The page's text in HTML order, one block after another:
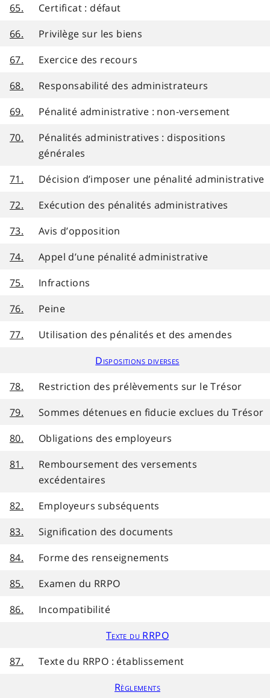
65.
Certificat : défaut
66.
Privilège sur les biens
67.
Exercice des recours
68.
Responsabilité des administrateurs
69.
Pénalité administrative : non-versement
70.
Pénalités administratives : dispositions
générales
71.
Décision d’imposer une pénalité administrative
72.
Exécution des pénalités administratives
73.
Avis d’opposition
74.
Appel d’une pénalité administrative
75.
Infractions
76.
Peine
77.
Utilisation des pénalités et des amendes
Dispositions diverses
78.
Restriction des prélèvements sur le Trésor
79.
Sommes détenues en fiducie exclues du Trésor
80.
Obligations des employeurs
81.
Remboursement des versements
excédentaires
82.
Employeurs subséquents
83.
Signification des documents
84.
Forme des renseignements
85.
Examen du RRPO
86.
Incompatibilité
Texte du RRPO
87.
Texte du RRPO : établissement
Règlements